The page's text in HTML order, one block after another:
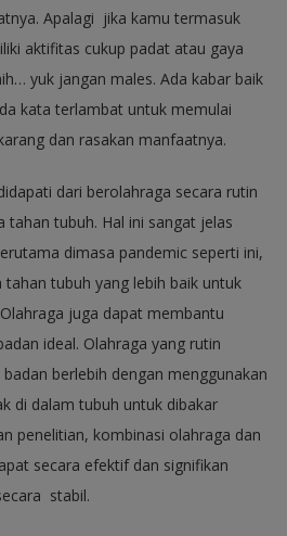
Apalagi jika kamu termasuk
aktifitas cukup padat atau gaya
yuk jangan males. Ada kabar baik
kata terlambat untuk memulai
dan rasakan manfaatnya.
dari berolahraga secara rutin
tahan tubuh. Hal ini sangat jelas
dimasa pandemic seperti ini,
tubuh yang lebih baik untuk
juga dapat membantu
ideal. Olahraga yang rutin
berlebih dengan menggunakan
di dalam tubuh untuk dibakar
penelitian, kombinasi olahraga dan
secara efektif dan signifikan
stabil.